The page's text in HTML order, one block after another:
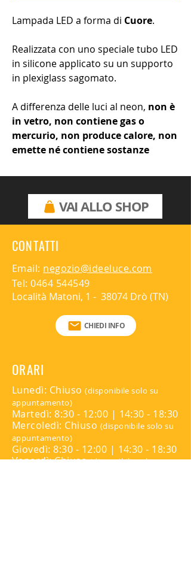
Lampada LED a forma di Cuore.
Realizzata con uno speciale tubo LED
in silicone applicato su un supporto
in plexiglass sagomato.
A differenza delle luci al neon, non è
in vetro, non contiene gas o
mercurio, non produce calore, non
emette né contiene sostanze
particolare manutenzione.
Semplice da installare, richiede il
fissaggio ad a una parete o una
peso di 10 kg o più. Ciascuna
lampada è provvista di kit di viti per
l'installazione e di un alimentatore
con trasformatore USB.
Misura: 40cm
VAI ALLO SHOP
CONTATTI
Email: negozio@ideeluce.com
Tel:0464 544549
Località Matoni, 1 - 38074 Drò (TN)
CHIEDI INFO
ORARI
Lunedì: Chiuso(disponibile solo su
appuntamento)
Martedì: 8:30 - 12:00 | 14:30 - 18:30
Mercoledì: Chiuso (disponibile solo su
appuntamento)
Giovedì: 8:30 - 12:00 | 14:30 - 18:30
Venerdì: Chiuso(disponibile solo su